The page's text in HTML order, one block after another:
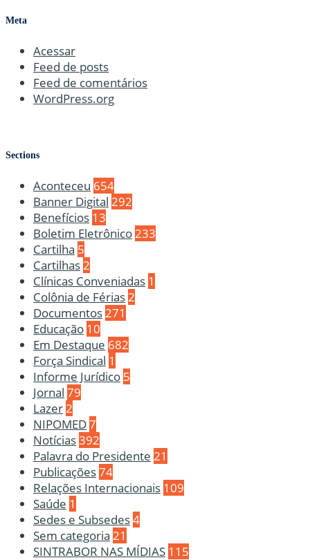
Meta
Acessar
Feed de posts
Feed de comentários
WordPress.org
Sections
Aconteceu 654
Banner Digital 292
Benefícios 13
Boletim Eletrônico 233
Cartilha 5
Cartilhas 2
Clínicas Conveniadas 1
Colônia de Férias 2
Documentos 271
Educação 10
Em Destaque 682
Força Sindical 1
Informe Jurídico 5
Jornal 79
Lazer 2
NIPOMED7
Notícias392
Palavra do Presidente 21
Publicações74
Relações Internacionais 109
Saúde 1
Sedes e Subsedes4
Sem categoria 21
SINTRABOR NAS MÍDIAS 115